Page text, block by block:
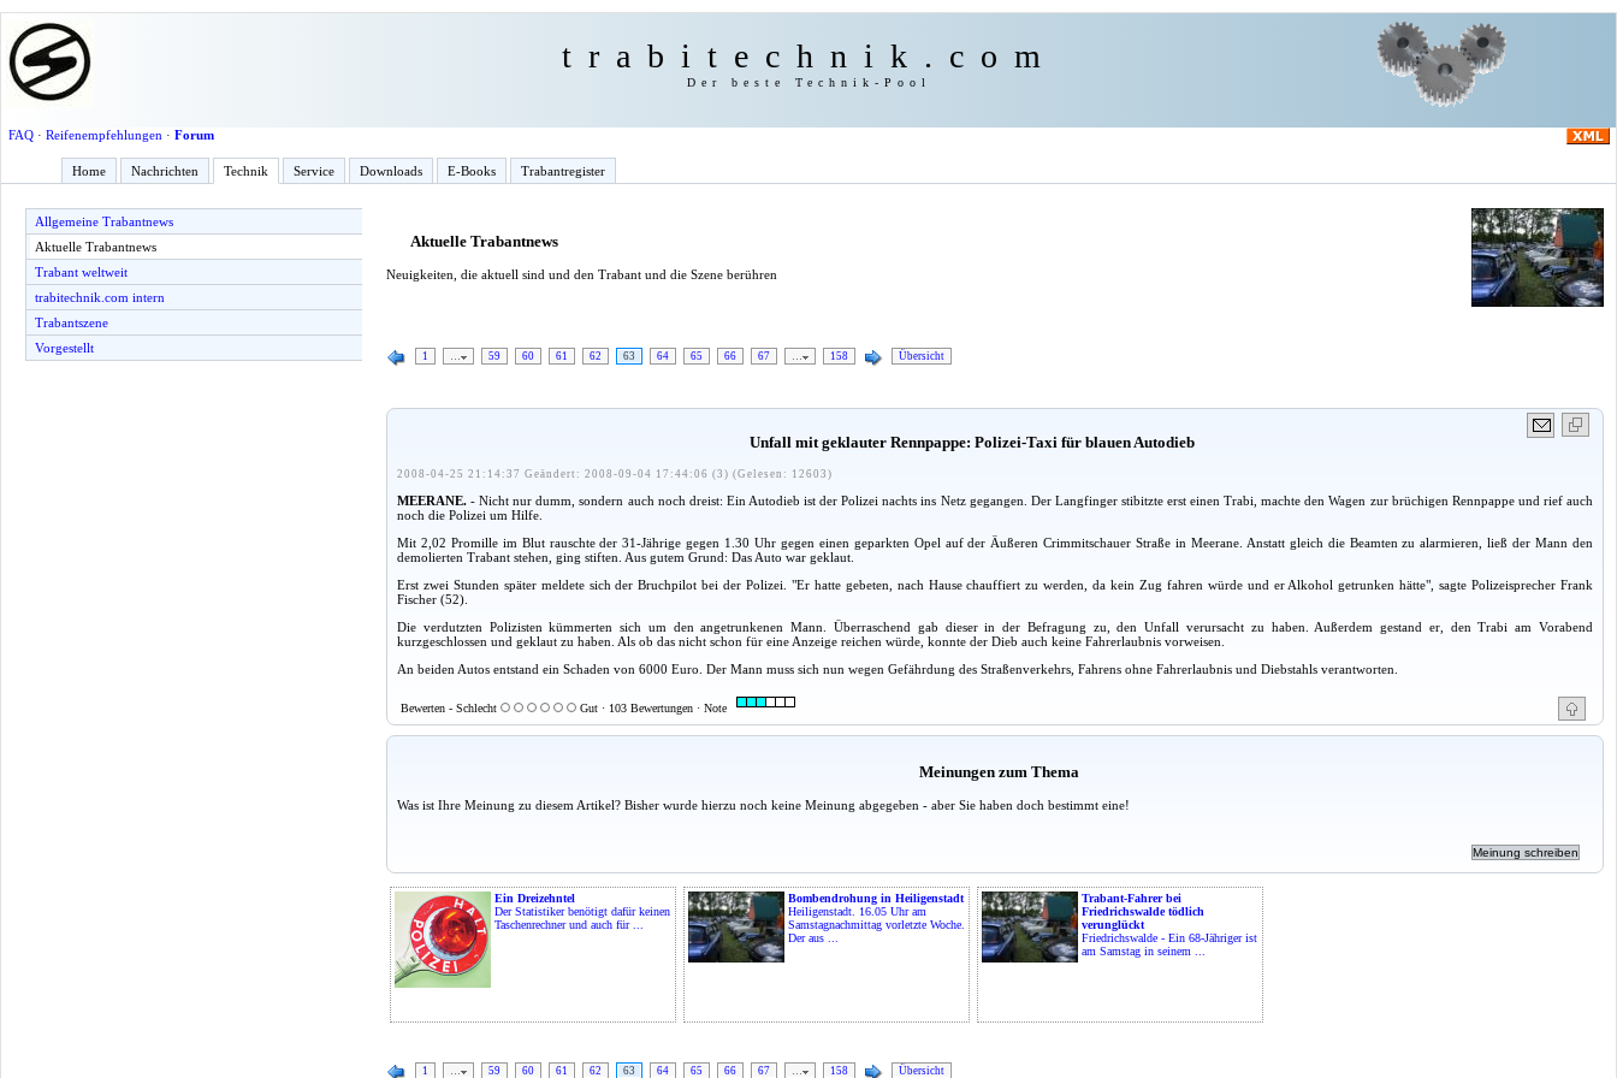
trabitechnik.com
Der beste Technik-Pool
FAQ· Reifenempfehlungen · Forum
Home Nachrichten Technik Service Downloads E-Books Trabantregister
Allgemeine Trabantnews
Aktuelle Trabantnews
Trabant weltweit
trabitechnik.com intern
Trabantszene
Vorgestellt
Aktuelle Trabantnews
Neuigkeiten, die aktuell sind und den Trabant und die Szene berühren
1 … 59 60 61 62 63 64 65 66 67 … 158 Übersicht
Unfall mit geklauter Rennpappe: Polizei-Taxi für blauen Autodieb
2008-04-25 21:14:37 Geändert: 2008-09-04 17:44:06 (3) (Gelesen: 12603)
MEERANE.- Nicht nur dumm, sondern auch noch dreist: Ein Autodieb ist der Polizei nachts ins Netz gegangen. Der Langfinger stibitzte erst einen Trabi, machte den Wagen zur brüchigen Rennpappe und rief auch
noch die Polizei um Hilfe.
Mit 2,02 Promille im Blut rauschte der 31-Jährige gegen 1.30 Uhr gegen einen geparkten Opel auf der Äußeren Crimmitschauer Straße in Meerane. Anstatt gleich die Beamten zu alarmieren, ließ der Mann den
demolierten Trabant stehen, ging stiften. Aus gutem Grund: Das Auto war geklaut.
Erst zwei Stunden später meldete sich der Bruchpilot bei der Polizei. "Er hatte gebeten, nach Hause chauffiert zu werden, da kein Zug fahren würde und er Alkohol getrunken hätte", sagte Polizeisprecher Frank
Fischer (52).
Die verdutzten Polizisten kümmerten sich um den angetrunkenen Mann. Überraschend gab dieser in der Befragung zu, den Unfall verursacht zu haben. Außerdem gestand er, den Trabi am Vorabend
kurzgeschlossen und geklaut zu haben. Als ob das nicht schon für eine Anzeige reichen würde, konnte der Dieb auch keine Fahrerlaubnis vorweisen.
An beiden Autos entstand ein Schaden von 6000 Euro. Der Mann muss sich nun wegen Gefährdung des Straßenverkehrs, Fahrens ohne Fahrerlaubnis und Diebstahls verantworten.
Bewerten - Schlecht Gut · 103 Bewertungen · Note
Meinungen zum Thema
Was ist Ihre Meinung zu diesem Artikel? Bisher wurde hierzu noch keine Meinung abgegeben - aber Sie haben doch bestimmt eine!
Ein Dreizehntel
Der Statistiker benötigt dafür keinen
Taschenrechner und auch für ...
Bombendrohung in Heiligenstadt
Heiligenstadt. 16.05 Uhr am
Samstagnachmittag vorletzte Woche.
Der aus ...
Trabant-Fahrer bei
Friedrichswalde tödlich
verunglückt
Friedrichswalde - Ein 68-Jähriger ist
am Samstag in seinem ...
1 59 60 61 62 63 64 65 66 67 158 Übersicht